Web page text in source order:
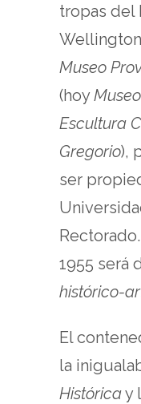
tropas del
Wellington
Museo
(hoy
Escultura
Gregorio),
ser
1955 será
histórico-
El
la
Históricay